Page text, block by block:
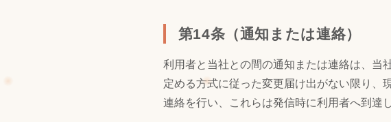
第14条（通知または連絡）
利用者と当社との間の通知または連絡は、当
定める方式に従った変更届け出がない限り、
連絡を行い、これらは発信時に利用者へ到達